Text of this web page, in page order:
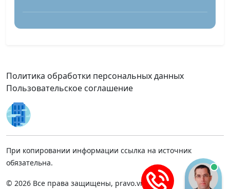
Политика обработки персональных данных
Пользовательское соглашение
При копировании информации ссылка на источник
обязательна.
© 2026 Все права защищены, pravo.vnmsk.ru.